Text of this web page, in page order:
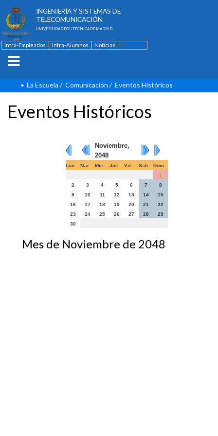
INGENIERÍA Y SISTEMAS DE
TELECOMUNICACIÓN
UNIVERSIDAD POLITÉCNICA DE MADRID
Intra-Empleados Intra-Alumnos
Noticias
La Escuela / Comunicación / Eventos Históricos
Eventos Históricos
Noviembre,
2048
Lun Mar Mie Jue Vie Sab
Dom
1
2
3 4 5 6 7
8
9
10 11 12 13 14
15
16
17 18 19 20 21
22
23
24 25 26 27 28
29
30
Mes de Noviembre de 2048